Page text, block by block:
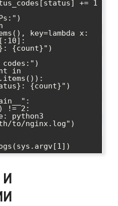
key=lambda x:
to/nginx.log")